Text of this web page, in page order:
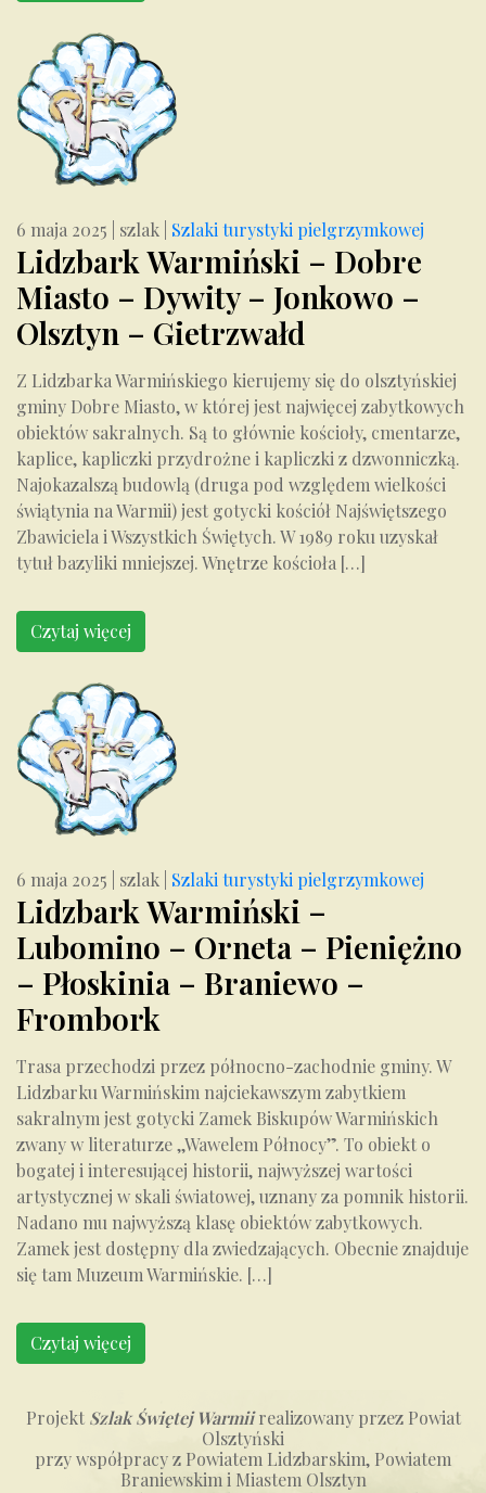
6 maja 2025 szlak Szlaki turystyki pielgrzymkowej
Lidzbark Warmiński – Dobre
Miasto – Dywity – Jonkowo –
Olsztyn – Gietrzwałd
Z Lidzbarka Warmińskiego kierujemy się do olsztyńskiej
gminy Dobre Miasto, w której jest najwięcej zabytkowych
obiektów sakralnych. Są to głównie kościoły, cmentarze,
kaplice, kapliczki przydrożne i kapliczki z dzwonniczką.
Najokazalszą budowlą (druga pod względem wielkości
świątynia na Warmii) jest gotycki kościół Najświętszego
Zbawiciela i Wszystkich Świętych. W 1989 roku uzyskał
tytuł bazyliki mniejszej. Wnętrze kościoła […]
Czytaj więcej
6 maja 2025 szlak Szlaki turystyki pielgrzymkowej
Lidzbark Warmiński –
Lubomino – Orneta – Pieniężno
– Płoskinia – Braniewo –
Frombork
Trasa przechodzi przez północno-zachodnie gminy. W
Lidzbarku Warmińskim najciekawszym zabytkiem
sakralnym jest gotycki Zamek Biskupów Warmińskich
zwany w literaturze ,,Wawelem Północy”. To obiekt o
bogatej i interesującej historii, najwyższej wartości
artystycznej w skali światowej, uznany za pomnik historii.
Nadano mu najwyższą klasę obiektów zabytkowych.
Zamek jest dostępny dla zwiedzających. Obecnie znajduje
się tam Muzeum Warmińskie. […]
Czytaj więcej
Projekt Szlak Świętej Warmiirealizowany przez Powiat
Olsztyński
przy współpracy z Powiatem Lidzbarskim, Powiatem
Braniewskim i Miastem Olsztyn